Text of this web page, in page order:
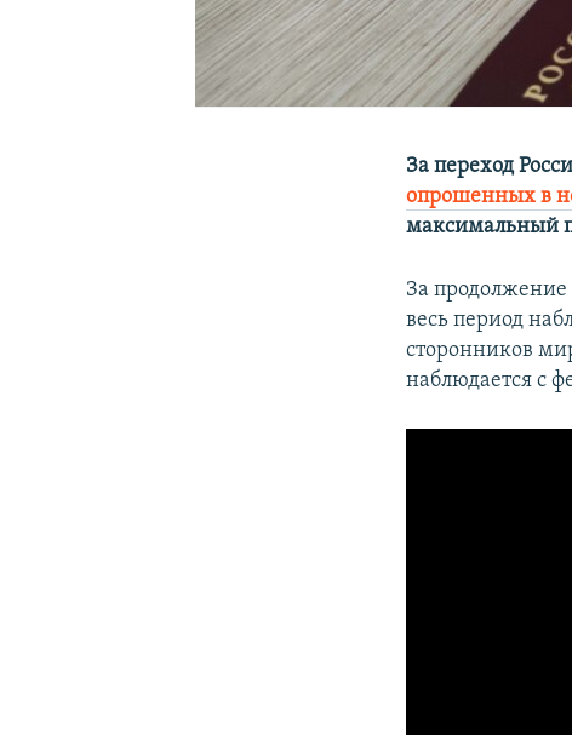
За переход
опрошенных в
максимальный
За продолжение
весь период
сторонников
наблюдается с